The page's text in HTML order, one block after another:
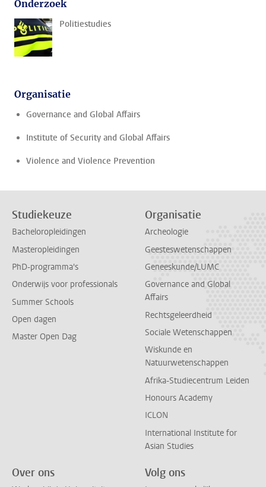
Onderzoek
Politiestudies
Organisatie
Governance and Global Affairs
Institute of Security and Global Affairs
Violence and Violence Prevention
Studiekeuze
Bacheloropleidingen
Masteropleidingen
PhD-programma's
Onderwijs voor professionals
Summer Schools
Open dagen
Master Open Dag
Organisatie
Archeologie
Geesteswetenschappen
Geneeskunde/LUMC
Governance and Global
Affairs
Rechtsgeleerdheid
Sociale Wetenschappen
Wiskunde en
Natuurwetenschappen
Afrika-Studiecentrum Leiden
Honours Academy
ICLON
International Institute for
Asian Studies
Over ons Volg ons